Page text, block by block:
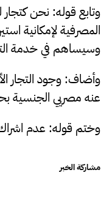
وتابع قوله: نحن كتجار
المصرفية لإمكانية
وسيساهم في خدمة
عنه مصريي الجنسية
وختم قوله: عدم اشراك
مشاركة الخبر